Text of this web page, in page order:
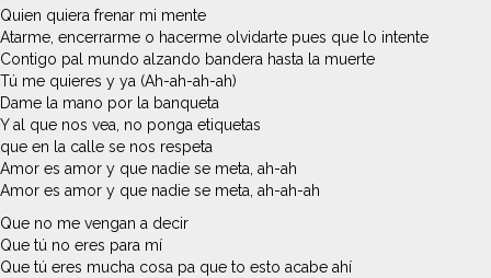
Quien quiera frenar mi mente
Atarme, encerrarme o hacerme olvidarte pues que lo intente
Contigo pal mundo alzando bandera hasta la muerte
Tú me quieres y ya (Ah-ah-ah-ah)
Dame la mano por la banqueta
Y al que nos vea, no ponga etiquetas
que en la calle se nos respeta
Amor es amor y que nadie se meta, ah-ah
Amor es amor y que nadie se meta, ah-ah-ah
Que no me vengan a decir
Que tú no eres para mí
Que tú eres mucha cosa pa que to esto acabe ahí